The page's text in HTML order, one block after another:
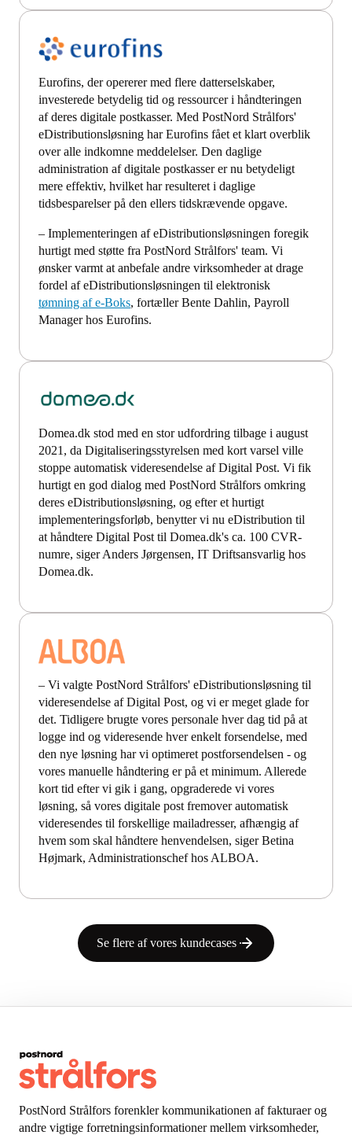
Eurofins, der opererer med flere datterselskaber,
investerede betydelig tid og ressourcer i håndteringen
af deres digitale postkasser. Med PostNord Strålfors'
eDistributionsløsning har Eurofins fået et klart overblik
over alle indkomne meddelelser. Den daglige
administration af digitale postkasser er nu betydeligt
mere effektiv, hvilket har resulteret i daglige
tidsbesparelser på den ellers tidskrævende opgave.
– Implementeringen af eDistributionsløsningen foregik
hurtigt med støtte fra PostNord Strålfors' team. Vi
ønsker varmt at anbefale andre virksomheder at drage
fordel af eDistributionsløsningen til elektronisk
tømning af e-Boks, fortæller Bente Dahlin, Payroll
Manager hos Eurofins.
Domea.dk stod med en stor udfordring tilbage i august
2021, da Digitaliseringsstyrelsen med kort varsel ville
stoppe automatisk videresendelse af Digital Post. Vi fik
hurtigt en god dialog med PostNord Strålfors omkring
deres eDistributionsløsning, og efter et hurtigt
implementeringsforløb, benytter vi nu eDistribution til
at håndtere Digital Post til Domea.dk's ca. 100 CVR-
numre, siger Anders Jørgensen, IT Driftsansvarlig hos
Domea.dk.
– Vi valgte PostNord Strålfors' eDistributionsløsning til
videresendelse af Digital Post, og vi er meget glade for
det. Tidligere brugte vores personale hver dag tid på at
logge ind og videresende hver enkelt forsendelse, med
den nye løsning har vi optimeret postforsendelsen - og
vores manuelle håndtering er på et minimum. Allerede
kort tid efter vi gik i gang, opgraderede vi vores
løsning, så vores digitale post fremover automatisk
videresendes til forskellige mailadresser, afhængig af
hvem som skal håndtere henvendelsen, siger Betina
Højmark, Administrationschef hos ALBOA.
Se flere af vores kundecases
PostNord Strålfors forenkler kommunikationen af fakturaer og
andre vigtige forretningsinformationer mellem virksomheder,